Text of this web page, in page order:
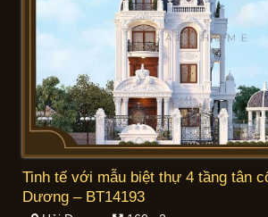
Tinh tế với mẫu biệt thự 4 tầng tân
Dương – BT14193